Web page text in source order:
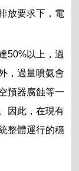
放要求下，電
50%以上，過
，過量噴氨會
預器腐蝕等一
因此，在現有
整體運行的穩